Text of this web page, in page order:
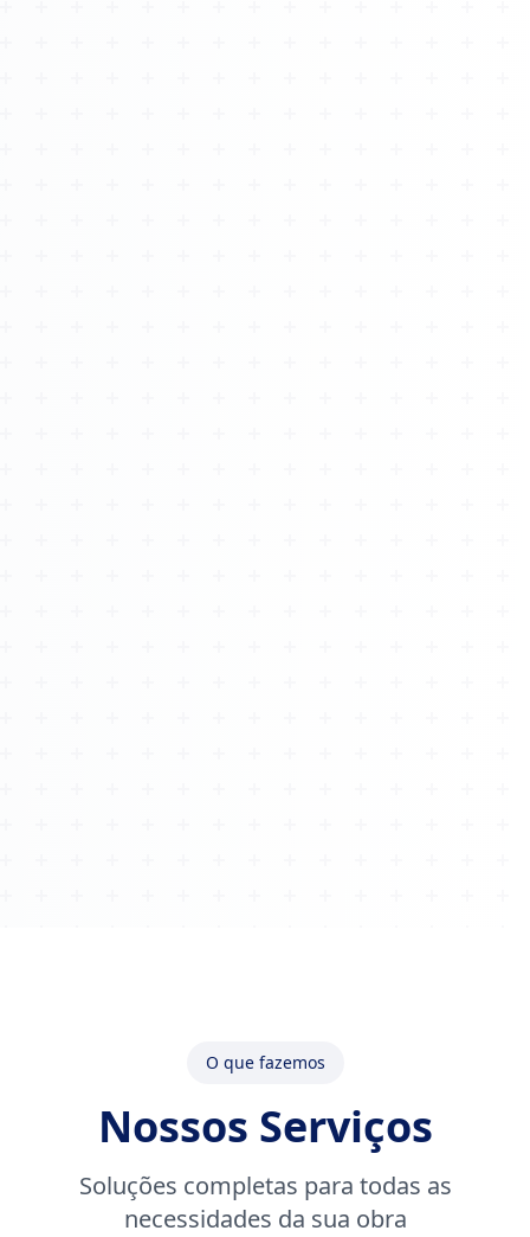
O que fazemos
Nossos Serviços
Soluções completas para todas as
necessidades da sua obra